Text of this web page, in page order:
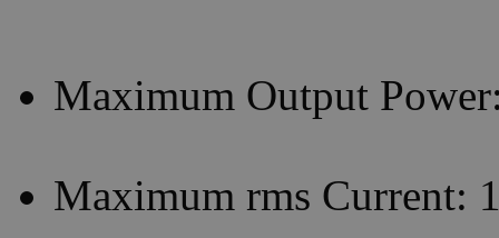
Maximum Output
Maximum rms Current: